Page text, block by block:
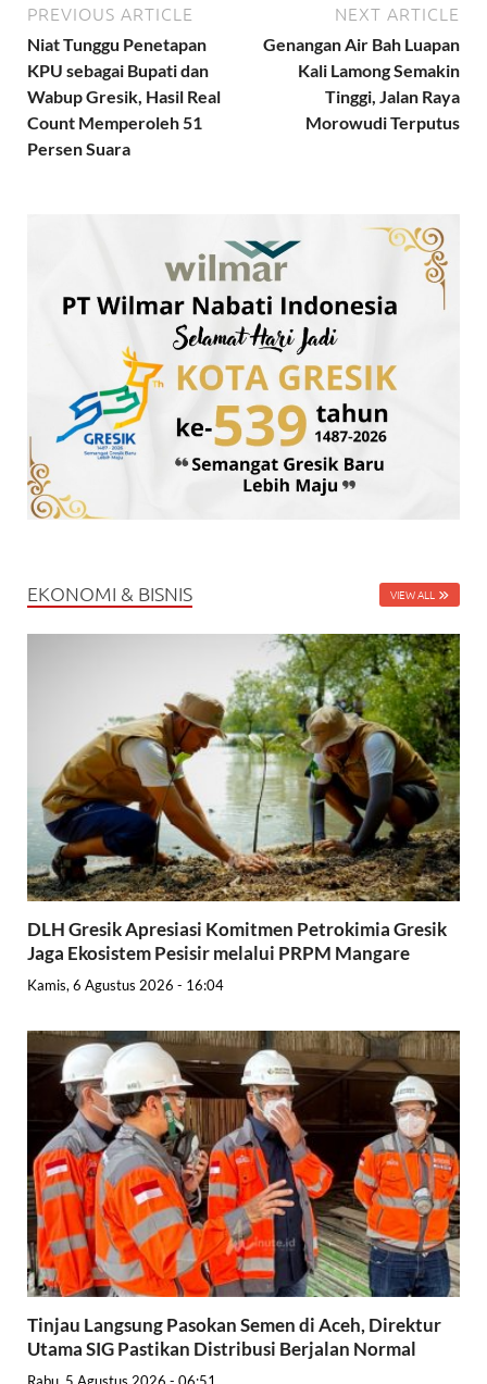
PREVIOUS ARTICLE
Niat Tunggu Penetapan
KPU sebagai Bupati dan
Wabup Gresik, Hasil Real
Count Memperoleh 51
Persen Suara
NEXT ARTICLE
Genangan Air Bah Luapan
Kali Lamong Semakin
Tinggi, Jalan Raya
Morowudi Terputus
EKONOMI & BISNIS VIEW ALL
DLH Gresik Apresiasi Komitmen Petrokimia Gresik
Jaga Ekosistem Pesisir melalui PRPM Mangare
Kamis, 6 Agustus 2026 - 16:04
Tinjau Langsung Pasokan Semen di Aceh, Direktur
Utama SIG Pastikan Distribusi Berjalan Normal